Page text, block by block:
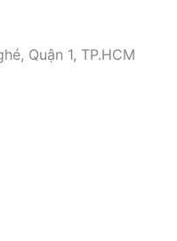
Quận 1, TP.HCM